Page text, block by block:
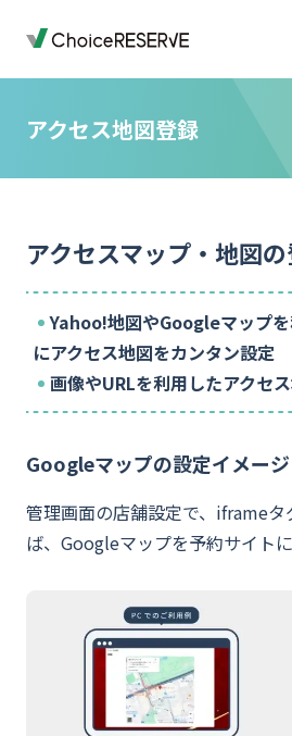
機能
業種から選ぶ
ご利用の流れ
アクセス地図登録
アクセスマップ・地図
Yahoo!地図やGoogleマップ
にアクセス地図をカンタン設定
画像やURLを利用したアクセ
Googleマップの設定イメージ
管理画面の店舗設定で、iframe
ば、Googleマップを予約サイトに